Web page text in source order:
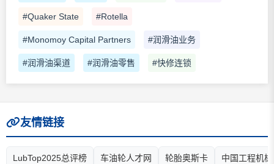
#Quaker State #Rotella
#Monomoy Capital Partners #润滑油业务
#润滑油渠道 #润滑油零售 #快修连锁
友情链接
LubTop2025总评榜 车油轮人才网 轮胎奥斯卡 中国工程机